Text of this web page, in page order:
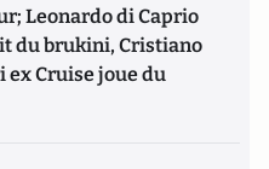
Leonardo di Caprio
du brukini, Cristiano
ex Cruise joue du